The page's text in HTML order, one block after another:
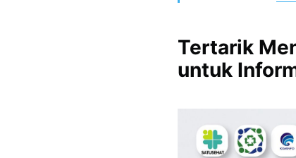
Tertarik
untuk